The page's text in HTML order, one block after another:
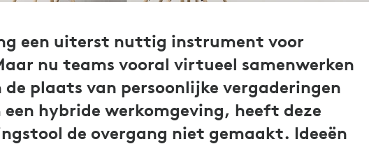
een uiterst nuttig instrument voor
nu teams vooral virtueel samenwerken
plaats van persoonlijke vergaderingen
hybride werkomgeving, heeft deze
de overgang niet gemaakt. Ideeën